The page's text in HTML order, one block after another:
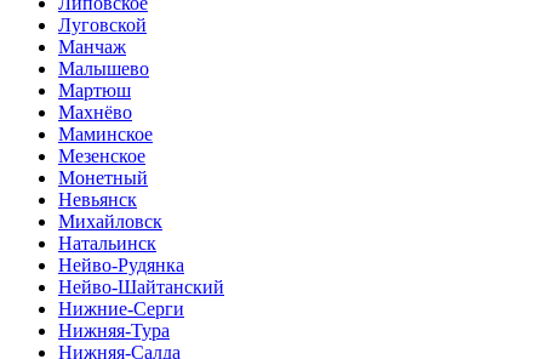
Луговской
Манчаж
Малышево
Мартюш
Махнёво
Маминское
Мезенское
Монетный
Невьянск
Михайловск
Натальинск
Нейво-Рудянка
Нейво-Шайтанский
Нижние-Серги
Нижняя-Тура
Нижняя-Салда